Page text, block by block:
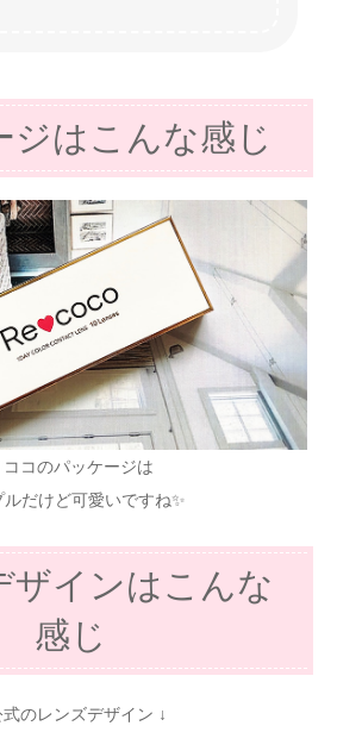
ジはこんな感じ
ココのパッケージは
ルだけど可愛いですね✨
ザインはこんな
感じ
式のレンズデザイン ↓